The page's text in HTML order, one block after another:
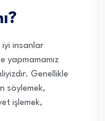
iyi insanlar
yapmamamız
Genellikle
söylemek,
işlemek,